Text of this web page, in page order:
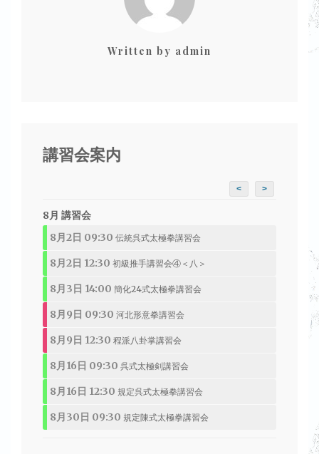
Written by admin
講習会案内
< >
8月 講習会
8月2日 09:30 伝統呉式太極拳講習会
8月2日 12:30 初級推手講習会④＜八＞
8月3日 14:00 簡化24式太極拳講習会
8月9日 09:30 河北形意拳講習会
8月9日 12:30 程派八卦掌講習会
8月16日 09:30 呉式太極剣講習会
8月16日 12:30 規定呉式太極拳講習会
8月30日 09:30 規定陳式太極拳講習会